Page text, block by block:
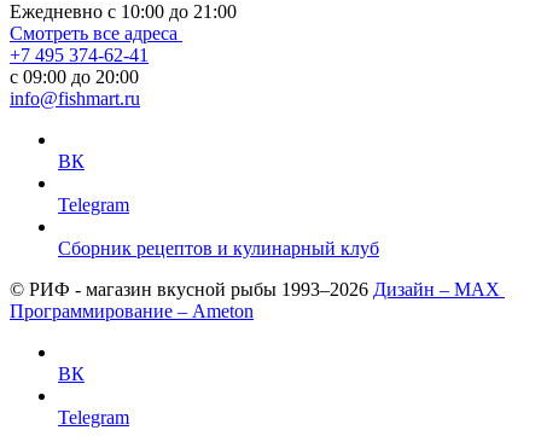
Ежедневно с 10:00 до 21:00
Смотреть все адреса
+7 495 374-62-41
c 09:00 до 20:00
info@fishmart.ru
ВК
Telegram
Сборник рецептов и кулинарный клуб
© РИФ - магазин вкусной рыбы 1993–2026 Дизайн – MAX
Программирование – Ameton
ВК
Telegram